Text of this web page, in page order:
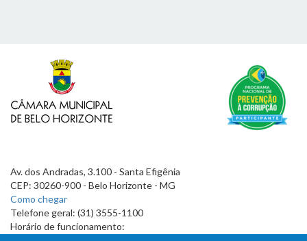
Av. dos Andradas, 3.100 - Santa Efigênia
CEP: 30260-900 - Belo Horizonte - MG
Como chegar
Telefone geral: (31) 3555-1100
Horário de funcionamento: